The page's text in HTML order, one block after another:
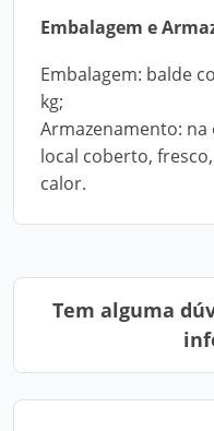
Embalagem e
Embalagem: balde
kg;
Armazenamento: na
local coberto,
calor.
Tem alguma